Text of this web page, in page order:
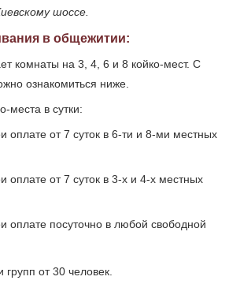
шоссе.
в общежитии:
комнаты на 3, 4, 6 и 8 койко-мест. С
ознакомиться ниже.
места в сутки:
оплате от 7 суток в 6-ти и 8-ми местных
оплате от 7 суток в 3-х и 4-х местных
оплате посуточно в любой свободной
групп от 30 человек.